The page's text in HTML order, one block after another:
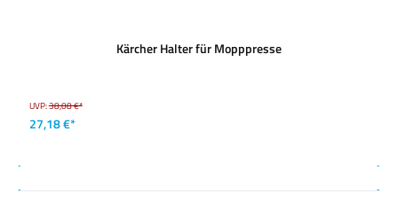
Kärcher Halter für Mopppresse
UVP:38,08 €*
27,18 €*